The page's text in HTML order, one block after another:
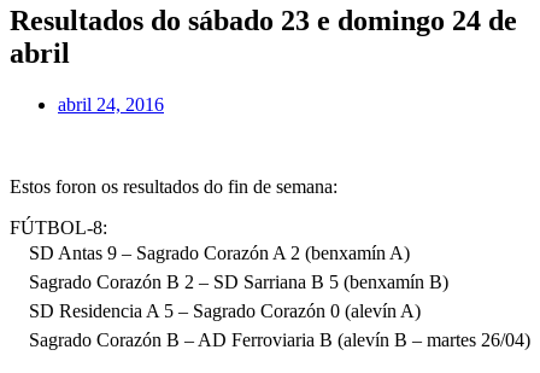
Resultados do sábado 23 e domingo 24 de
abril
abril 24, 2016
Estos foron os resultados do fin de semana:
FÚTBOL-8:
SD Antas 9 – Sagrado Corazón A 2 (benxamín A)
Sagrado Corazón B 2 – SD Sarriana B 5 (benxamín B)
SD Residencia A 5 – Sagrado Corazón 0 (alevín A)
Sagrado Corazón B – AD Ferroviaria B (alevín B – martes 26/04)